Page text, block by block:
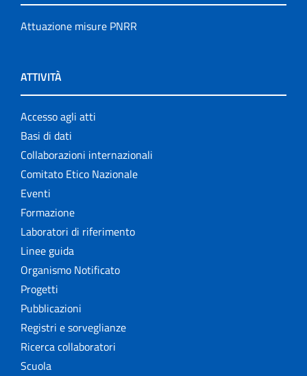
Attuazione misure PNRR
ATTIVITÀ
Accesso agli atti
Basi di dati
Collaborazioni internazionali
Comitato Etico Nazionale
Eventi
Formazione
Laboratori di riferimento
Linee guida
Organismo Notificato
Progetti
Pubblicazioni
Registri e sorveglianze
Ricerca collaboratori
Scuola